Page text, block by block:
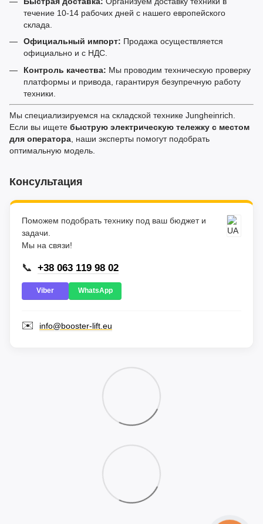
течение 10-14 рабочих дней с нашего европейского
склада.
Официальный импорт: Продажа осуществляется
официально и с НДС.
Контроль качества: Мы проводим техническую проверку
платформы и привода, гарантируя безупречную работу
техники.
Мы специализируемся на складской технике Jungheinrich.
Если вы ищете быструю электрическую тележку с местом
для оператора , наши эксперты помогут подобрать
оптимальную модель.
Консультация
Поможем подобрать технику под ваш бюджет и
задачи.
Мы на связи!
📞 +38 063 119 98 02
Viber WhatsApp
✉️ info@booster-lift.eu